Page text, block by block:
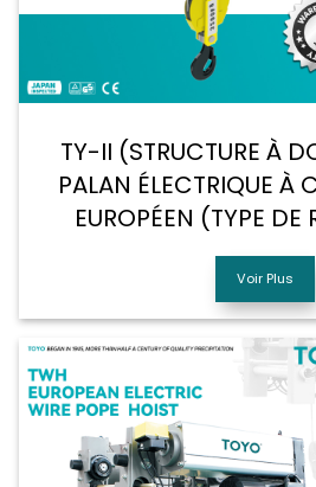
TY-II (STRUCTURE À
PALAN ÉLECTRIQUE À
EUROPÉEN (TYPE DE
Voir Plus